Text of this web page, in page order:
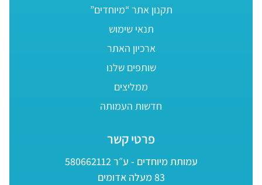
תקנון אתר “מיוחדים”
תנאי שימוש
ארכיון האתר
שותפים שלנו
ממליצים
חדשות העמותה
פרטי קשר
עמותת מיוחדים - ע״ר 580662112
83 מעלה אדומים